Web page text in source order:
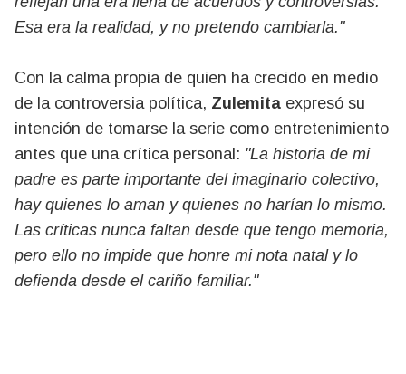
Esa era la realidad, y no pretendo cambiarla."
Con la calma propia de quien ha crecido en medio
de la controversia política, Zulemita expresó su
intención de tomarse la serie como entretenimiento
antes que una crítica personal: "La historia de mi
padre es parte importante del imaginario colectivo,
hay quienes lo aman y quienes no harían lo mismo.
Las críticas nunca faltan desde que tengo memoria,
pero ello no impide que honre mi nota natal y lo
defienda desde el cariño familiar."